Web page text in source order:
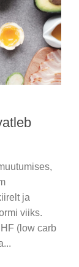
ja
viiks.
(low carb